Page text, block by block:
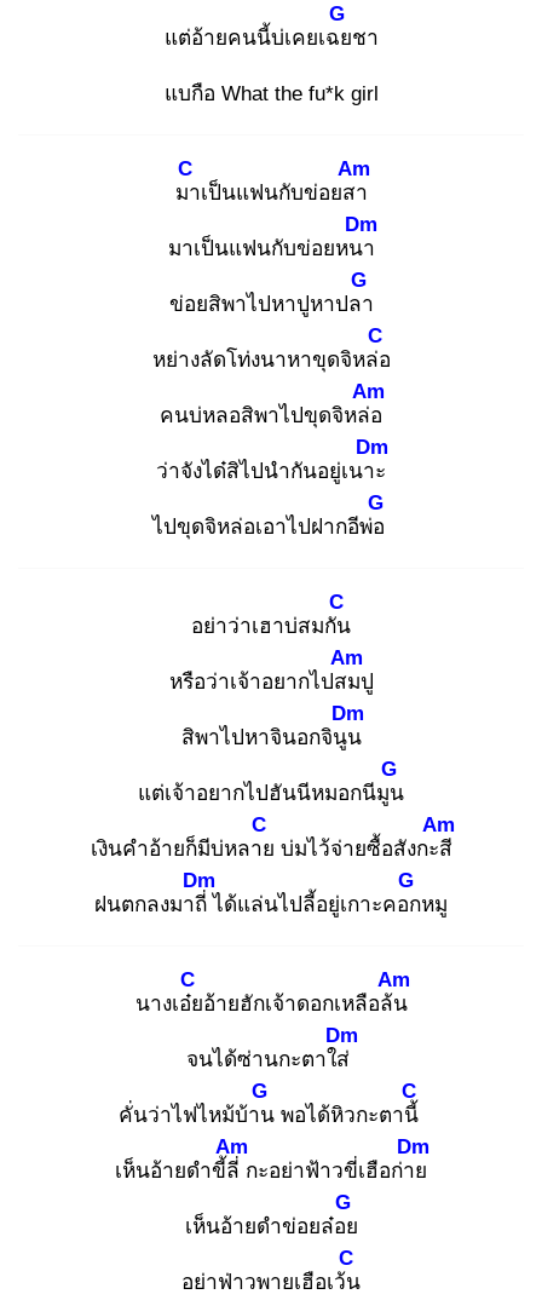
แต่อ้ายคนนี้บ่เคยเฉย
G
ชา
แบกือ What the fu*k girl
มา
C
เป็นแฟนกับข่อยสา
Am
มาเป็นแฟนกับข่อยหนา
Dm
ข่อยสิพาไปหาปูหาปลา
G
หย่างลัดโท่งนาหาขุดจิหล่อ
C
คนบ่หลอสิพาไปขุดจิหล่อ
Am
ว่าจังได๋สิไปนำกันอยู่เนาะ
Dm
ไปขุดจิหล่อเอาไปฝากอีพ่อ
G
อย่าว่าเฮาบ่สมกัน
C
หรือว่าเจ้าอยากไปสม
Am
ปู
สิพาไปหาจินอกจินูน
Dm
แต่เจ้าอยากไปฮันนีหมอกนีมูน
G
เงินคำอ้ายก็มีบ่หลาย
C
บ่มไว้จ่ายซื้อสังกะสี
Am
ฝนตกลงมาถี่
Dm
ได้แล่นไปลี้อยู่เกาะคอก
G
หมู
นางเอ๋ย
C
อ้ายฮักเจ้าดอกเหลือล้น
Am
จนได้ซ่านกะตาใส่
Dm
คั่นว่าไฟไหม้บ้าน
G
พอได้หิวกะตานี้
C
เห็นอ้ายดำขี้ลี่
Am
กะอย่าฟ้าวขี่เฮือก่าย
Dm
เห็นอ้ายดำข่อยล๋อย
G
อย่าฟ่าวพายเฮือเว้น
C